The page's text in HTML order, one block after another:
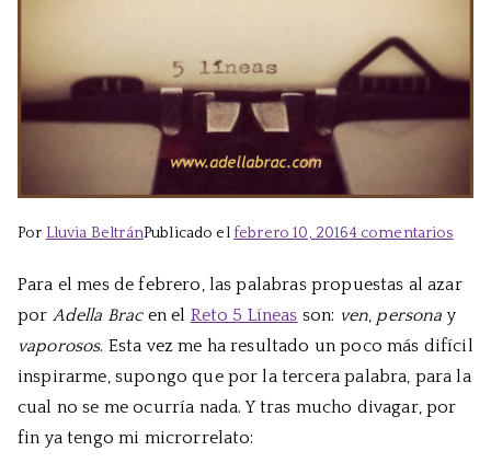
Por Lluvia BeltránPublicado el febrero 10, 20164 comentariosen
5
Para el mes de febrero, las palabras propuestas al azar
por Adella Bracen el Reto 5 Líneas son: ven, persona y
vaporosos. Esta vez me ha resultado un poco más difícil
inspirarme, supongo que por la tercera palabra, para la
cual no se me ocurría nada. Y tras mucho divagar, por
fin ya tengo mi microrrelato: